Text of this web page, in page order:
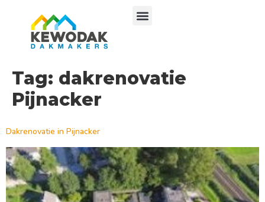
Tag: dakrenovatie
Pijnacker
Dakrenovatie in Pijnacker